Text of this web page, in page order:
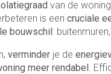
van de
is een cruciale
bouwschil:
verminder je de
meer rendabel.